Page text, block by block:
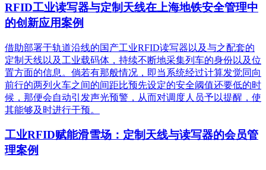
RFID工业读写器与定制天线在上海地铁安全管理中
的创新应用案例
借助部署于轨道沿线的国产工业RFID读写器以及与之配套的
定制天线以及工业载码体，持续不断地采集列车的身份以及位
置方面的信息。倘若有那般情况，即当系统经过计算发觉同向
前行的两列火车之间的间距比预先设定的安全阈值还要低的时
候，那便会自动引发声光预警，从而对调度人员予以提醒，使
其能够及时进行干预。
工业RFID赋能滑雪场：定制天线与读写器的会员管
理案例